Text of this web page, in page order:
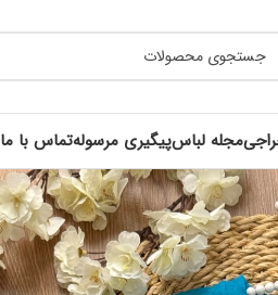
مجله لباسپیگیری مرسولهتماس با ما